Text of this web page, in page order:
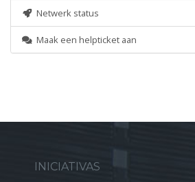
Netwerk status
Maak een helpticket aan
INICIATIVAS